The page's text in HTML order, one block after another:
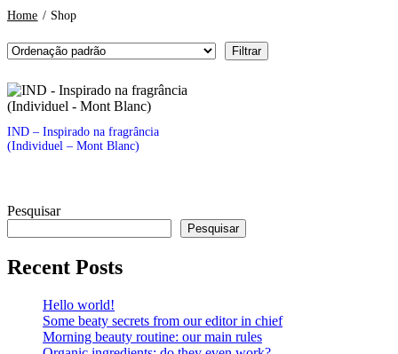
Home / Shop
Filtrar
IND – Inspirado na fragrância
(Individuel – Mont Blanc)
Pesquisar
Pesquisar
Recent Posts
Hello world!
Some beaty secrets from our editor in chief
Morning beauty routine: our main rules